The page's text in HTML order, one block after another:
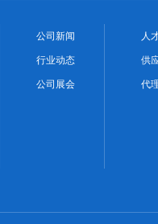
人
供
代
公司新闻
行业动态
公司展会